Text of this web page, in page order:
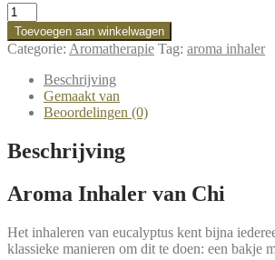
Chi
Aroma
Inhaler
aantal
Toevoegen aan winkelwagen
Categorie: Aromatherapie Tag: aroma inhaler
Beschrijving
Gemaakt van
Beoordelingen (0)
Beschrijving
Aroma Inhaler van Chi
Het inhaleren van eucalyptus kent bijna
klassieke manieren om dit te doen: een bakje